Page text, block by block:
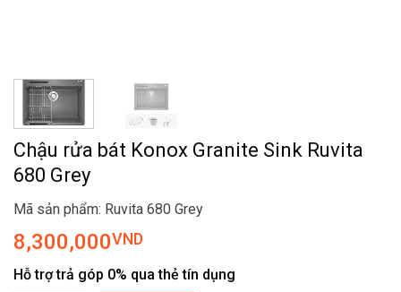
Chậu rửa bát Konox Granite Sink Ruvita
680 Grey
Mã sản phẩm: Ruvita 680 Grey
8,300,000VND
Hỗ trợ trả góp 0% qua thẻ tín dụng